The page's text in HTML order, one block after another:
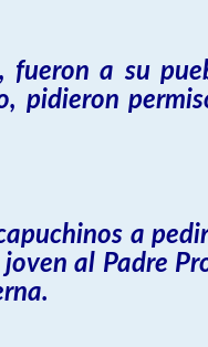
fueron a su
pidieron
a
al Padre